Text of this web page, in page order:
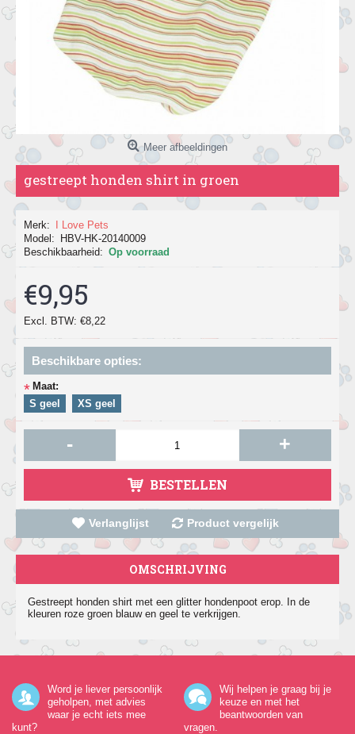
Meer afbeeldingen
gestreept honden shirt in groen
Merk:
I Love Pets
Model:
HBV-HK-20140009
Beschikbaarheid: Op voorraad
€9,95
Excl. BTW: €8,22
Beschikbare opties:
* Maat:
S geel
XS geel
- +
BESTELLEN
Verlanglijst Product vergelijk
OMSCHRIJVING
Gestreept honden shirt met een glitter hondenpoot erop. In de
kleuren roze groen blauw en geel te verkrijgen.
Word je liever persoonlijk
geholpen, met advies
waar je echt iets mee
kunt?
Wij helpen je graag bij je
keuze en met het
beantwoorden van
vragen.